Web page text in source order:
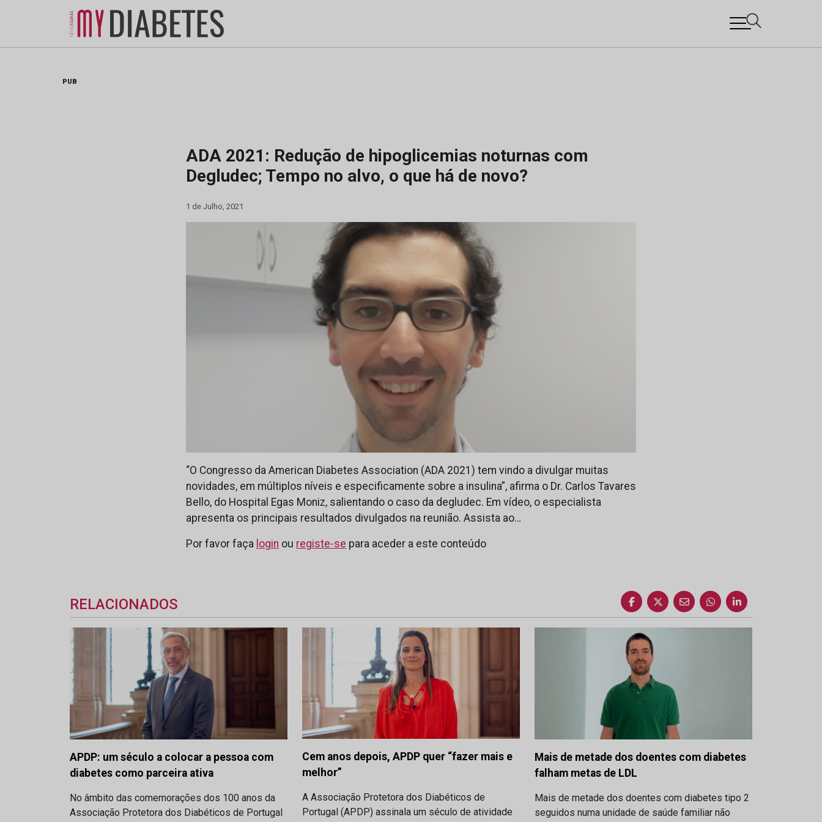
PUB
ADA 2021: Redução de hipoglicemias noturnas com
Degludec; Tempo no alvo, o que há de novo?
1 de Julho, 2021
“O Congresso da American Diabetes Association (ADA 2021) tem vindo a divulgar muitas
novidades, em múltiplos níveis e especificamente sobre a insulina”, afirma o Dr. Carlos Tavares
Bello, do Hospital Egas Moniz, salientando o caso da degludec. Em vídeo, o especialista
apresenta os principais resultados divulgados na reunião. Assista ao…
Por favor faça login ou registe-se para aceder a este conteúdo
RELACIONADOS
APDP: um século a colocar a pessoa com
diabetes como parceira ativa
No âmbito das comemorações dos 100 anos da
Associação Protetora dos Diabéticos de Portugal
Cem anos depois, APDP quer “fazer mais e
melhor”
A Associação Protetora dos Diabéticos de
Portugal (APDP) assinala um século de atividade
Mais de metade dos doentes com diabetes
falham metas de LDL
Mais de metade dos doentes com diabetes tipo 2
seguidos numa unidade de saúde familiar não